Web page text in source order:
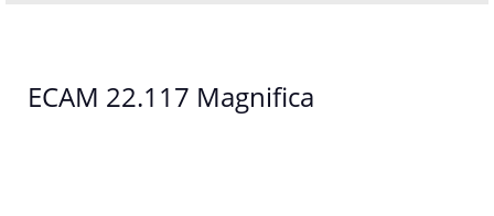
ECAM 22.117 Magnifica